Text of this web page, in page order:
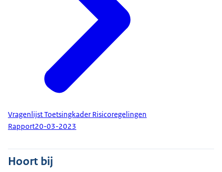
Vragenlijst Toetsingkader Risicoregelingen
Rapport20-03-2023
Hoort bij